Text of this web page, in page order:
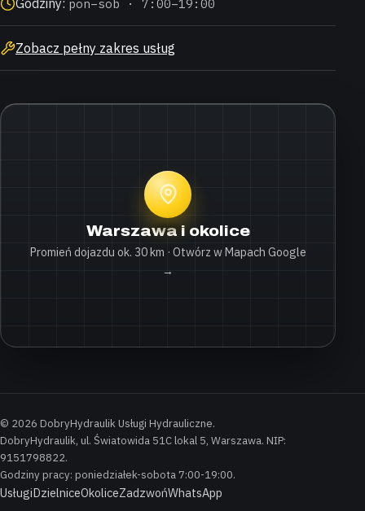
Godziny: pon–sob · 7:00–19:00
Zobacz pełny zakres usług
Warszawa i okolice
Promień dojazdu ok. 30 km · Otwórz w Mapach Google
→
© 2026 DobryHydraulik Usługi Hydrauliczne.
DobryHydraulik, ul. Światowida 51C lokal 5, Warszawa. NIP:
9151798822.
Godziny pracy: poniedziałek-sobota 7:00-19:00.
UsługiDzielniceOkoliceZadzwońWhatsApp